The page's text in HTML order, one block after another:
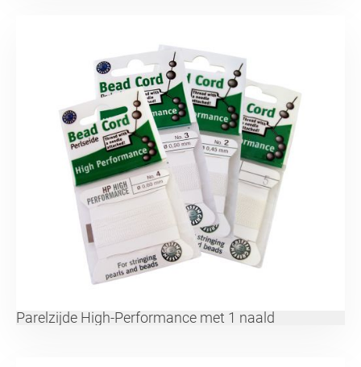
Parelzijde High-Performance met 1 naald